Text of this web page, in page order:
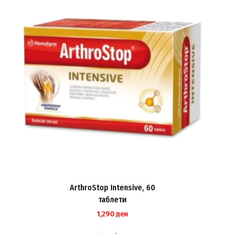
ArthroStop Intensive, 60
таблети
1,290 ден